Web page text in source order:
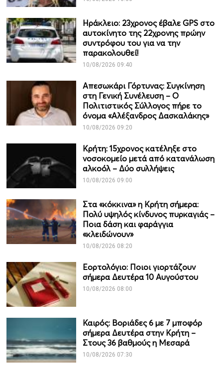
Ηράκλειο: 23χρονος έβαλε GPS στο
αυτοκίνητο της 22χρονης πρώην
συντρόφου του για να την
παρακολουθεί!
10/08/2026 09:40
Απεσωκάρι Γόρτυνας: Συγκίνηση
στη Γενική Συνέλευση – Ο
Πολιτιστικός Σύλλογος πήρε το
όνομα «Αλέξανδρος Δασκαλάκης»
10/08/2026 09:20
Κρήτη: 15χρονος κατέληξε στο
νοσοκομείο μετά από κατανάλωση
αλκοόλ – Δύο συλλήψεις
10/08/2026 09:00
Στα «κόκκινα» η Κρήτη σήμερα:
Πολύ υψηλός κίνδυνος πυρκαγιάς –
Ποια δάση και φαράγγια
«κλειδώνουν»
10/08/2026 08:20
Εορτολόγιο: Ποιοι γιορτάζουν
σήμερα Δευτέρα 10 Αυγούστου
10/08/2026 08:00
Καιρός: Βοριάδες 6 με 7 μποφόρ
σήμερα Δευτέρα στην Κρήτη –
Στους 36 βαθμούς η Μεσαρά
10/08/2026 07:30